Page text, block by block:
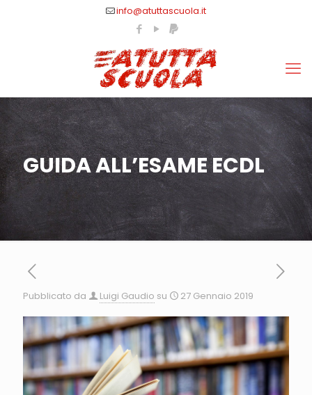
info@atuttascuola.it
GUIDA ALL’ESAME ECDL
Pubblicato da Luigi Gaudio su 27 Gennaio 2019